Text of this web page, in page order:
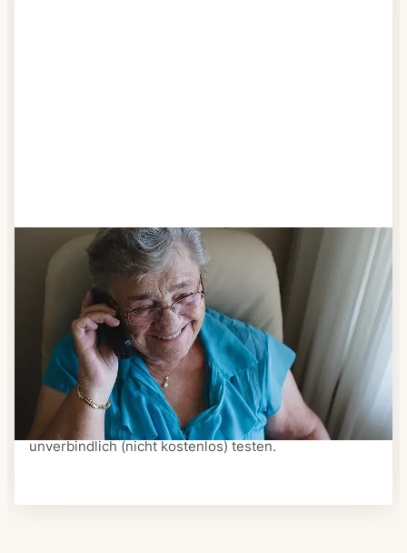
Schritt 3
Bestellen & liefern lassen
Suchen Sie sich aus dem Speiseplan Ihres Anbieters
aus, was Ihnen schmeckt. Bestellen Sie telefonisch,
schriftlich oder im Online-Shop Ihres Anbieters.
Ein Kurier liefert Ihnen das bestellte Essen zum
vereinbarten Zeitpunkt nach Hause. Bei vielen
Anbietern können Sie Essen auf Rädern auch
unverbindlich (nicht kostenlos) testen.